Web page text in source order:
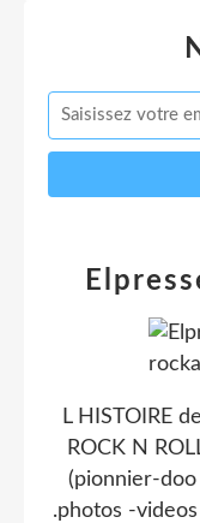
L HISTOIRE
ROCK N
(pionnier-
.photos -